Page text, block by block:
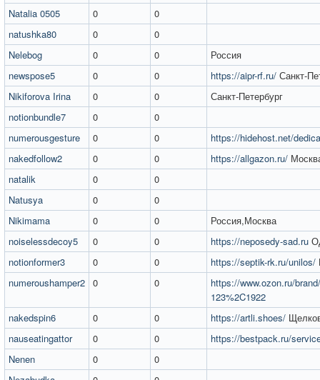
Natalia 0505
0
0
natushka80
0
0
Nelebog
0 0
Россия
newspose5
0 0 https://aipr-rf.ru/ Санкт-
Nikiforova Irina
0 0
Санкт-Петербург
notionbundle7
0
0
numerousgesture
0 0
https://hidehost.net/
nakedfollow2
0 0 https://allgazon.ru/
natalik
0
0
Natusya
0
0
Nikimama
0 0
Россия,Москва
noiselessdecoy5
0 0 https://neposedy-sad.ru
notionformer3
0 0 https://septik-rk.ru/unilos/
numeroushamper2 0 0
https://www.ozon.ru/
123%2C1922
nakedspin6
0 0 https://artli.shoes/
nauseatingattor
0 0
https://bestpack.ru/
Nenen
0
0